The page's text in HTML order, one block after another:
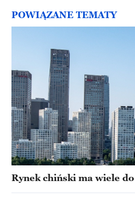
POWIĄZANE TEMATY
Rynek chiński ma wiele